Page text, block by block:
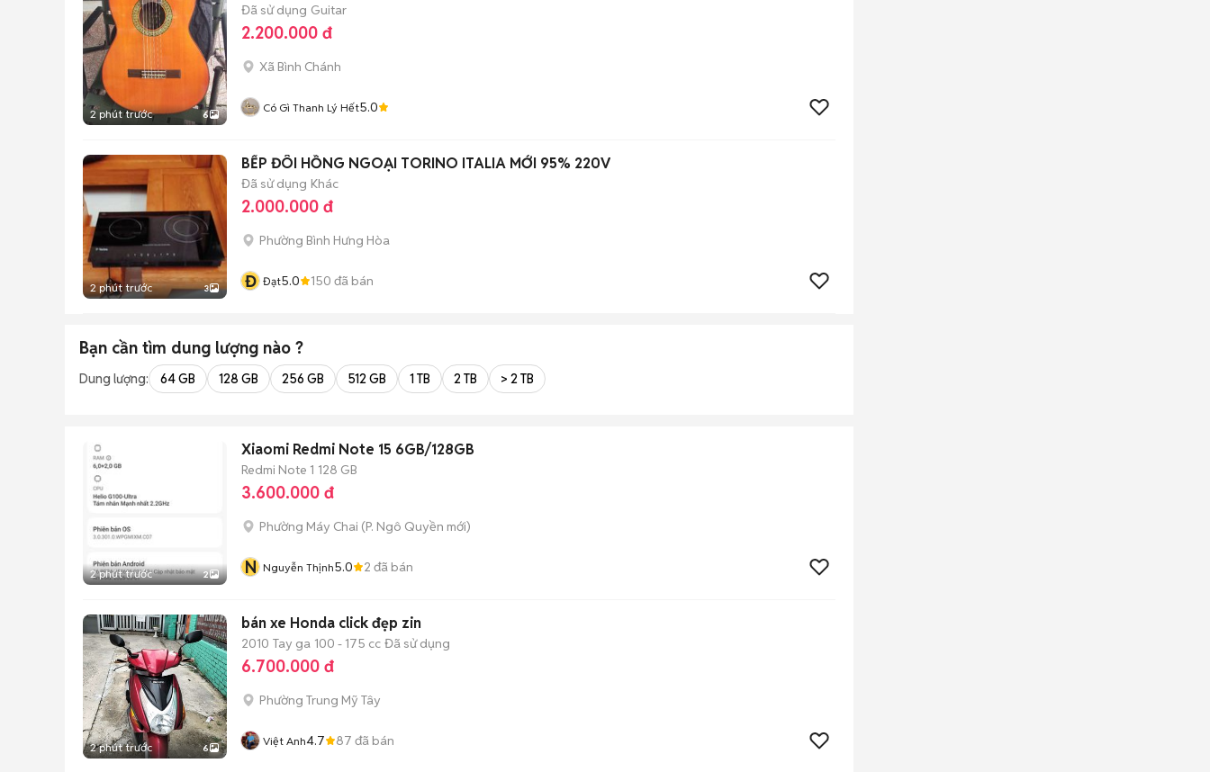
2 phút trước 6
Đã sử dụng Guitar
2.200.000 đ
Xã Bình Chánh
Có Gì Thanh Lý Hết5.0
2 phút trước 3
BẾP ĐÔI HỒNG NGOẠI TORINO ITALIA MỚI 95% 220V
Đã sử dụng Khác
2.000.000 đ
Phường Bình Hưng Hòa
Đ Đạt5.0 150 đã bán
Bạn cần tìm dung lượng nào ?
Dung lượng: 64 GB 128 GB 256 GB 512 GB 1 TB 2 TB > 2 TB
2 phút trước 2
Xiaomi Redmi Note 15 6GB/128GB
Redmi Note 1 128 GB
3.600.000 đ
Phường Máy Chai (P. Ngô Quyền mới)
N Nguyễn Thịnh5.0 2 đã bán
2 phút trước 6
bán xe Honda click đẹp zin
2010 Tay ga 100 - 175 cc Đã sử dụng
6.700.000 đ
Phường Trung Mỹ Tây
Việt Anh4.7 87 đã bán